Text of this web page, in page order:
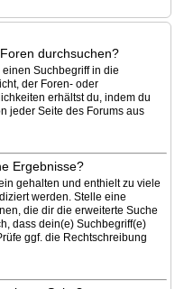
durchsuchen?
Suchbegriff in die
der Foren- oder
erhältst du, indem du
jeder Seite des Forums aus
Ergebnisse?
gehalten und enthielt zu viele
werden. Stelle eine
die dir die erweiterte Suche
dass dein(e) Suchbegriff(e)
ggf. die Rechtschreibung